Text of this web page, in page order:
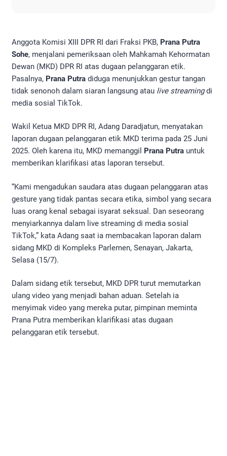
Anggota Komisi XIII DPR RI dari Fraksi PKB, Prana Putra
Sohe, menjalani pemeriksaan oleh Mahkamah Kehormatan
Dewan (MKD) DPR RI atas dugaan pelanggaran etik.
Pasalnya, Prana Putra diduga menunjukkan gestur tangan
tidak senonoh dalam siaran langsung atau live streamingdi
media sosial TikTok.
Wakil Ketua MKD DPR RI, Adang Daradjatun, menyatakan
laporan dugaan pelanggaran etik MKD terima pada 25 Juni
2025. Oleh karena itu, MKD memanggil Prana Putra untuk
memberikan klarifikasi atas laporan tersebut.
“Kami mengadukan saudara atas dugaan pelanggaran atas
gesture yang tidak pantas secara etika, simbol yang secara
luas orang kenal sebagai isyarat seksual. Dan seseorang
menyiarkannya dalam live streaming di media sosial
TikTok,” kata Adang saat ia membacakan laporan dalam
sidang MKD di Kompleks Parlemen, Senayan, Jakarta,
Selasa (15/7).
Dalam sidang etik tersebut, MKD DPR turut memutarkan
ulang video yang menjadi bahan aduan. Setelah ia
menyimak video yang mereka putar, pimpinan meminta
Prana Putra memberikan klarifikasi atas dugaan
pelanggaran etik tersebut.